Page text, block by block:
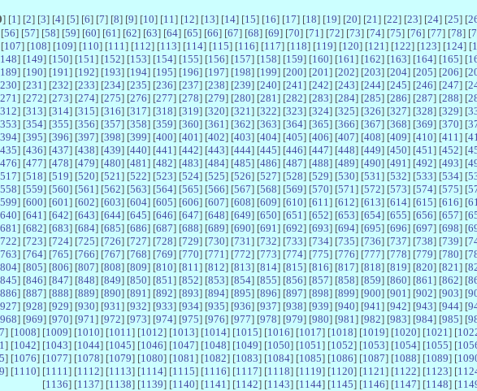
] [1 ] [2] [3] [4] [5] [6] [7] [8] [9] [10] [11 ] [12] [13] [14] [15] [16] [17] [18] [19] [20] [21 ] [22] [23] [24] [25] [
56] [57] [58] [59] [60] [61 ] [62] [63] [64] [65] [66] [67] [68] [69] [70] [71 ] [72] [73] [74] [75] [76] [77] [78] [
107] [108] [109] [110] [111 ] [112] [113] [114] [115] [116] [117] [118] [119] [120] [121 ] [122] [123] [124] [
148] [149] [150] [151 ] [152] [153] [154] [155] [156] [157] [158] [159] [160] [161 ] [162] [163] [164] [165] [
189] [190] [191 ] [192] [193] [194] [195] [196] [197] [198] [199] [200] [201 ] [202] [203] [204] [205] [206] [
230] [231 ] [232] [233] [234] [235] [236] [237] [238] [239] [240] [241 ] [242] [243] [244] [245] [246] [247] [
271 ] [272] [273] [274] [275] [276] [277] [278] [279] [280] [281 ] [282] [283] [284] [285] [286] [287] [288] [
312] [313] [314] [315] [316] [317] [318] [319] [320] [321 ] [322] [323] [324] [325] [326] [327] [328] [329] [
353] [354] [355] [356] [357] [358] [359] [360] [361 ] [362] [363] [364] [365] [366] [367] [368] [369] [370] [
394] [395] [396] [397] [398] [399] [400] [401 ] [402] [403] [404] [405] [406] [407] [408] [409] [410] [411 ] [
435] [436] [437] [438] [439] [440] [441 ] [442] [443] [444] [445] [446] [447] [448] [449] [450] [451 ] [452] [
476] [477] [478] [479] [480] [481 ] [482] [483] [484] [485] [486] [487] [488] [489] [490] [491 ] [492] [493] [
517] [518] [519] [520] [521 ] [522] [523] [524] [525] [526] [527] [528] [529] [530] [531 ] [532] [533] [534] [
558] [559] [560] [561 ] [562] [563] [564] [565] [566] [567] [568] [569] [570] [571 ] [572] [573] [574] [575] [
599] [600] [601 ] [602] [603] [604] [605] [606] [607] [608] [609] [610] [611 ] [612] [613] [614] [615] [616] [
640] [641 ] [642] [643] [644] [645] [646] [647] [648] [649] [650] [651 ] [652] [653] [654] [655] [656] [657] [
681 ] [682] [683] [684] [685] [686] [687] [688] [689] [690] [691 ] [692] [693] [694] [695] [696] [697] [698] [
722] [723] [724] [725] [726] [727] [728] [729] [730] [731 ] [732] [733] [734] [735] [736] [737] [738] [739] [
763] [764] [765] [766] [767] [768] [769] [770] [771 ] [772] [773] [774] [775] [776] [777] [778] [779] [780] [
804] [805] [806] [807] [808] [809] [810] [811 ] [812] [813] [814] [815] [816] [817] [818] [819] [820] [821 ] [
845] [846] [847] [848] [849] [850] [851 ] [852] [853] [854] [855] [856] [857] [858] [859] [860] [861 ] [862] [
886] [887] [888] [889] [890] [891 ] [892] [893] [894] [895] [896] [897] [898] [899] [900] [901 ] [902] [903] [
927] [928] [929] [930] [931 ] [932] [933] [934] [935] [936] [937] [938] [939] [940] [941 ] [942] [943] [944] [
968] [969] [970] [971 ] [972] [973] [974] [975] [976] [977] [978] [979] [980] [981 ] [982] [983] [984] [985] [
] [1008] [1009] [1010] [1011 ] [1012] [1013] [1014] [1015] [1016] [1017] [1018] [1019] [1020] [1021 ] [
] [1042] [1043] [1044] [1045] [1046] [1047] [1048] [1049] [1050] [1051 ] [1052] [1053] [1054] [1055] [
] [1076] [1077] [1078] [1079] [1080] [1081 ] [1082] [1083] [1084] [1085] [1086] [1087] [1088] [1089] [
] [1110] [1111 ] [1112] [1113] [1114] [1115] [1116] [1117] [1118] [1119] [1120] [1121 ] [1122] [1123] [
[1136] [1137] [1138] [1139] [1140] [1141 ] [1142] [1143] [1144] [1145] [1146] [1147] [1148] [